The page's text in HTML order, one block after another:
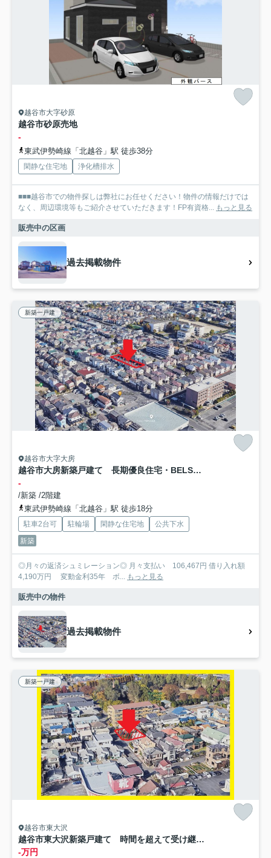
越谷市大字砂原
越谷市砂原売地
-
東武伊勢崎線「北越谷」駅 徒歩38分
閑静な住宅地 浄化槽排水
■■■越谷市での物件探しは弊社にお任せください！物件の情報だけでは
なく、周辺環境等もご紹介させていただきます！FP有資格...
もっと見る
販売中の区画
過去掲載物件
新築一戸建
越谷市大字大房
越谷市大房新築戸建て 長期優良住宅・BELS省エネ住宅
-
/新築 /2階建
東武伊勢崎線「北越谷」駅 徒歩18分
駐車2台可 駐輪場 閑静な住宅地
公共下水
新築
◎月々の返済シュミレーション◎ 月々支払い 106,467円 借り入れ額
4,190万円 変動金利35年 ボ...
もっと見る
販売中の物件
過去掲載物件
新築一戸建
越谷市東大沢
越谷市東大沢新築戸建て 時間を超えて受け継がれていく住まい-LIGNAGEリナージュ-
-万円